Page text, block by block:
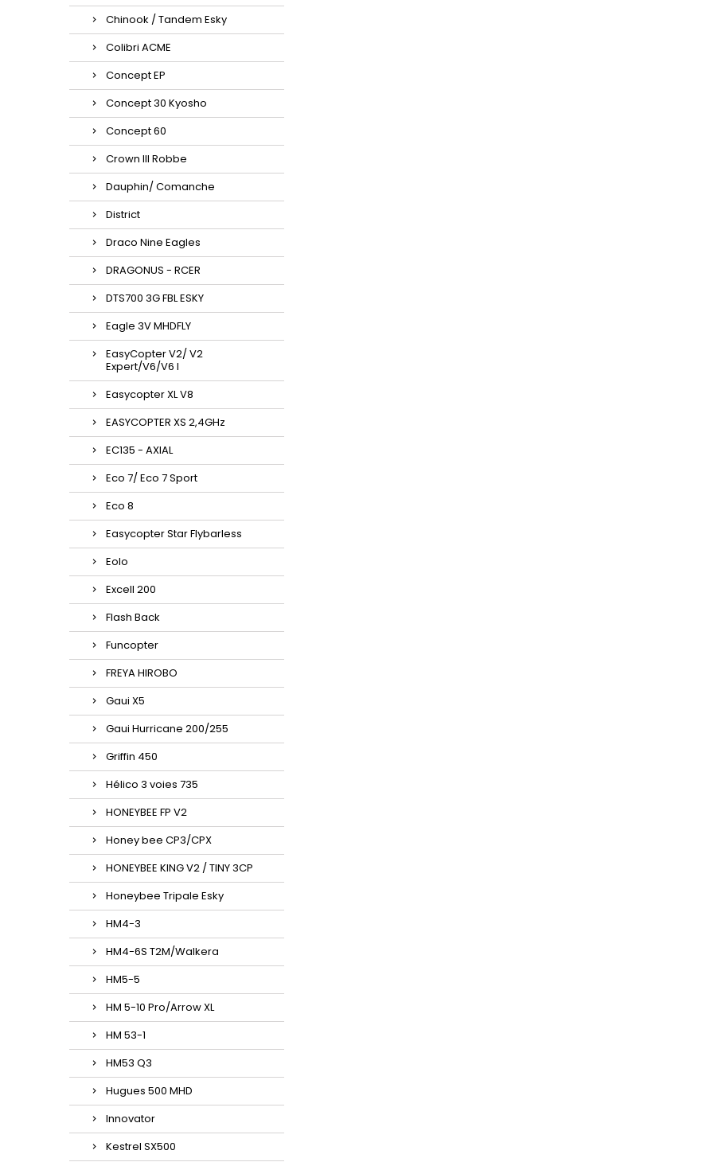
Chinook / Tandem Esky
Colibri ACME
Concept EP
Concept 30 Kyosho
Concept 60
Crown III Robbe
Dauphin/ Comanche
District
Draco Nine Eagles
DRAGONUS - RCER
DTS700 3G FBL ESKY
Eagle 3V MHDFLY
EasyCopter V2/ V2
Expert/V6/V6 l
Easycopter XL V8
EASYCOPTER XS 2,4GHz
EC135 - AXIAL
Eco 7/ Eco 7 Sport
Eco 8
Easycopter Star Flybarless
Eolo
Excell 200
Flash Back
Funcopter
FREYA HIROBO
Gaui X5
Gaui Hurricane 200/255
Griffin 450
Hélico 3 voies 735
HONEYBEE FP V2
Honey bee CP3/CPX
HONEYBEE KING V2 / TINY 3CP
Honeybee Tripale Esky
HM4-3
HM4-6S T2M/Walkera
HM5-5
HM 5-10 Pro/Arrow XL
HM 53-1
HM53 Q3
Hugues 500 MHD
Innovator
Kestrel SX500